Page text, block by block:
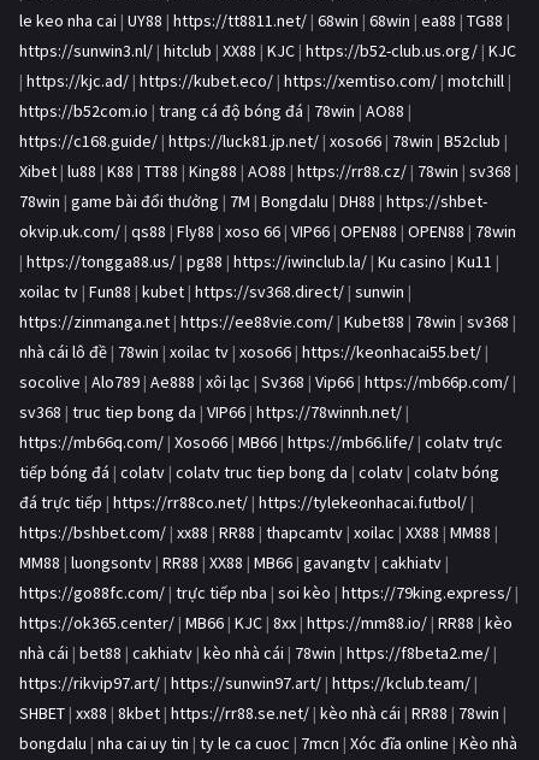
le keo nha cai | UY88 | https://tt8811.net/ | 68win | 68win | ea88 | TG88 |
https://sunwin3.nl/ | hitclub | XX88 | KJC | https://b52-club.us.org/ | KJC
| https://kjc.ad/ | https://kubet.eco/ | https://xemtiso.com/ | motchill |
https://b52com.io | trang cá độ bóng đá | 78win | AO88 |
https://c168.guide/ | https://luck81.jp.net/ | xoso66 | 78win | B52club |
Xibet | lu88 | K88 | TT88 | King88 | AO88 | https://rr88.cz/ | 78win | sv368 |
78win | game bài đổi thưởng | 7M | Bongdalu | DH88 | https://shbet-
okvip.uk.com/ | qs88 | Fly88 | xoso 66 | VIP66 | OPEN88 | OPEN88 | 78win
| https://tongga88.us/ | pg88 | https://iwinclub.la/ | Ku casino | Ku11 |
xoilac tv | Fun88 | kubet | https://sv368.direct/ | sunwin |
https://zinmanga.net | https://ee88vie.com/ | Kubet88 | 78win | sv368 |
nhà cái lô đề | 78win | xoilac tv | xoso66 | https://keonhacai55.bet/ |
socolive | Alo789 | Ae888 | xôi lạc | Sv368 | Vip66 | https://mb66p.com/ |
sv368 | truc tiep bong da | VIP66 | https://78winnh.net/ |
https://mb66q.com/ | Xoso66 | MB66 | https://mb66.life/ | colatv trực
tiếp bóng đá | colatv | colatv truc tiep bong da | colatv | colatv bóng
đá trực tiếp | https://rr88co.net/ | https://tylekeonhacai.futbol/ |
https://bshbet.com/ | xx88 | RR88 | thapcamtv | xoilac | XX88 | MM88 |
MM88 | luongsontv | RR88 | XX88 | MB66 | gavangtv | cakhiatv |
https://go88fc.com/ | trực tiếp nba | soi kèo | https://79king.express/ |
https://ok365.center/ | MB66 | KJC | 8xx | https://mm88.io/ | RR88 | kèo
nhà cái | bet88 | cakhiatv | kèo nhà cái | 78win | https://f8beta2.me/ |
https://rikvip97.art/ | https://sunwin97.art/ | https://kclub.team/ |
SHBET | xx88 | 8kbet | https://rr88.se.net/ | kèo nhà cái | RR88 | 78win |
bongdalu | nha cai uy tin | ty le ca cuoc | 7mcn | Xóc đĩa online | Kèo nhà